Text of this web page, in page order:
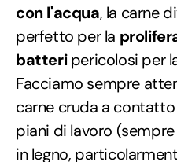
con l'acqua, la carne
perfetto per la
batteripericolosi per
Facciamo sempre
carne cruda a
piani di lavoro
in legno,